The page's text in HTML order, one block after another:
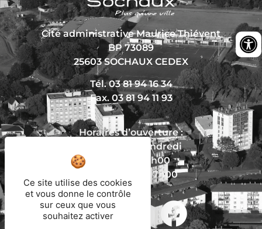
Cité administrative Maurice Thiévent
BP 73089
25603 SOCHAUX CEDEX
Tél. 03 81 94 16 34
Fax. 03 81 94 11 93
Horaires d’ouverture :
Du lundi au vendredi
De 8h30 à 12h00
Et de 13h30 à 17h00
Nous écrire
Ce site utilise des cookies
et vous donne le contrôle
sur ceux que vous
souhaitez activer